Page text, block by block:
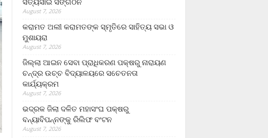
August 7, 2026
କରାମତ ଅଲୀ କରାମତଙ୍କ ସ୍ମୃତିରେ ସାହିତ୍ୟ ସଭା ଓ
ମୁଶାୟରା
August 7, 2026
ଜିଲ୍ଲା ଆଇନ ସେବା ପ୍ରାଧିକରଣ ପକ୍ଷରୁ ନାରାୟଣ
ଚନ୍ଦ୍ର ଉଚ୍ଚ ବିଦ୍ୟାଳୟରେ ସଚେତନତା
କାର୍ଯ୍ୟକ୍ରମ
August 7, 2026
ଭଦ୍ରକ ଜିଲା ଦଳିତ ମହାସଂଘ ପକ୍ଷରୁ
ବନ୍ୟାବିପନ୍ନଙ୍କୁ ରିଲିଫ ବଂଟନ
August 7, 2026